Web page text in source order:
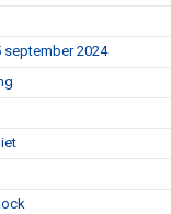
september 2024